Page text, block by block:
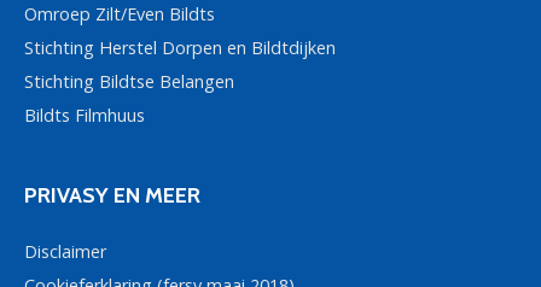
Omroep Zilt/Even Bildts
Stichting Herstel Dorpen en Bildtdijken
Stichting Bildtse Belangen
Bildts Filmhuus
PRIVASY EN MEER
Disclaimer